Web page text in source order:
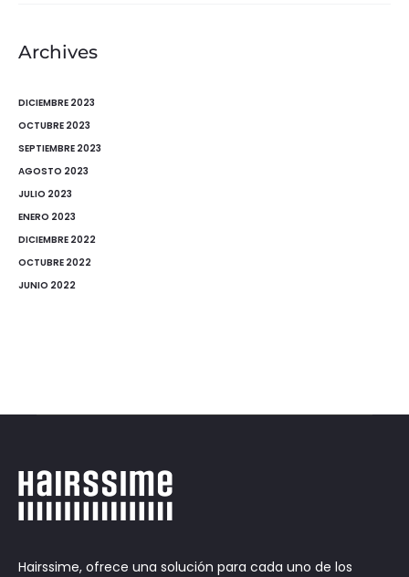
Archives
DICIEMBRE 2023
OCTUBRE 2023
SEPTIEMBRE 2023
AGOSTO 2023
JULIO 2023
ENERO 2023
DICIEMBRE 2022
OCTUBRE 2022
JUNIO 2022
Hairssime, ofrece una solución para cada uno de los